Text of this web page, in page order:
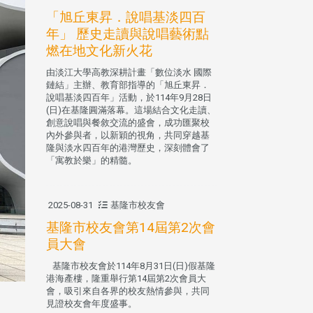
「旭丘東昇．說唱基淡四百
年」 歷史走讀與說唱藝術點
燃在地文化新火花
由淡江大學高教深耕計畫「數位淡水 國際
鏈結」主辦、教育部指導的「旭丘東昇．
說唱基淡四百年」活動，於114年9月28日
(日)在基隆圓滿落幕。這場結合文化走讀、
創意說唱與餐敘交流的盛會，成功匯聚校
內外參與者，以新穎的視角，共同穿越基
隆與淡水四百年的港灣歷史，深刻體會了
「寓教於樂」的精髓。
2025-08-31 基隆市校友會
基隆市校友會第14屆第2次會
員大會
基隆市校友會於114年8月31日(日)假基隆
港海產樓，隆重舉行第14屆第2次會員大
會，吸引來自各界的校友熱情參與，共同
見證校友會年度盛事。